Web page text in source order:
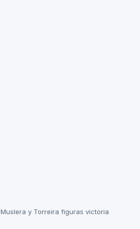
Muslera y Torreira figuras victoria